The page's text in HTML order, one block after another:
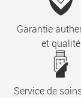
Garantie
et qualité
Service de